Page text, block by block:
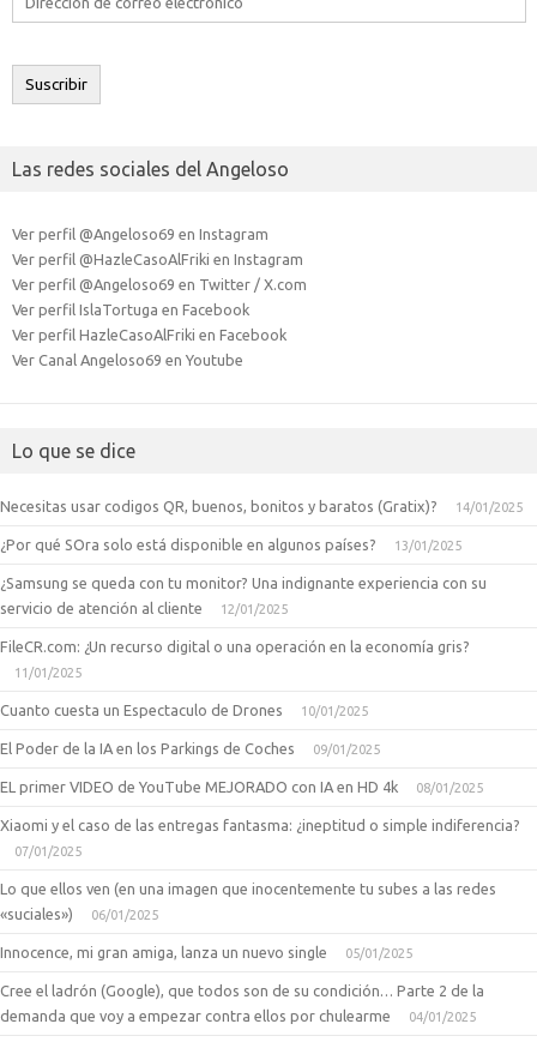
electrónico
Suscribir
Las redes sociales del Angeloso
Ver perfil @Angeloso69 en Instagram
Ver perfil @HazleCasoAlFriki en Instagram
Ver perfil @Angeloso69 en Twitter / X.com
Ver perfil IslaTortuga en Facebook
Ver perfil HazleCasoAlFriki en Facebook
Ver Canal Angeloso69 en Youtube
Lo que se dice
Necesitas usar codigos QR, buenos, bonitos y baratos (Gratix)? 14/01/2025
¿Por qué SOra solo está disponible en algunos países? 13/01/2025
¿Samsung se queda con tu monitor? Una indignante experiencia con su
servicio de atención al cliente
12/01/2025
FileCR.com: ¿Un recurso digital o una operación en la economía gris?
11/01/2025
Cuanto cuesta un Espectaculo de Drones 10/01/2025
El Poder de la IA en los Parkings de Coches 09/01/2025
EL primer VIDEO de YouTube MEJORADO con IA en HD 4k 08/01/2025
Xiaomi y el caso de las entregas fantasma: ¿ineptitud o simple indiferencia?
07/01/2025
Lo que ellos ven (en una imagen que inocentemente tu subes a las redes
«suciales»)
06/01/2025
Innocence, mi gran amiga, lanza un nuevo single 05/01/2025
Cree el ladrón (Google), que todos son de su condición… Parte 2 de la
demanda que voy a empezar contra ellos por chulearme
04/01/2025